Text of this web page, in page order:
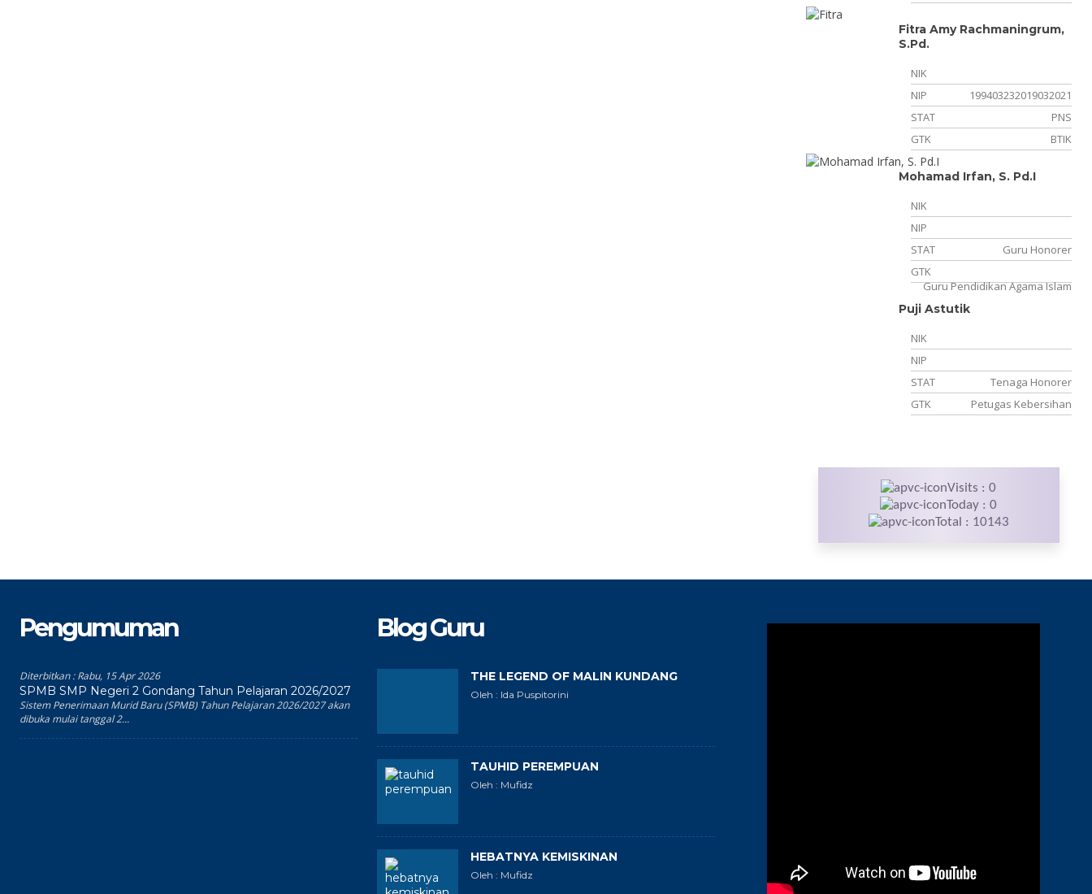
Fitra Amy Rachmaningrum,
S.Pd.
NIK
NIP
199403232019032021
STAT
PNS
GTK
BTIK
Mohamad Irfan, S. Pd.I
NIK
NIP
STAT
Guru Honorer
GTK
Guru Pendidikan Agama Islam
Puji Astutik
NIK
NIP
STAT
Tenaga Honorer
GTK
Petugas Kebersihan
Visits : 0
Today : 0
Total : 10143
Pengumuman
Diterbitkan :Rabu, 15 Apr 2026
SPMB SMP Negeri 2 Gondang Tahun Pelajaran 2026/2027
Sistem Penerimaan Murid Baru (SPMB) Tahun Pelajaran 2026/2027 akan
dibuka mulai tanggal 2...
Blog Guru
THE LEGEND OF MALIN KUNDANG
Oleh : Ida Puspitorini
TAUHID PEREMPUAN
Oleh : Mufidz
HEBATNYA KEMISKINAN
Oleh : Mufidz